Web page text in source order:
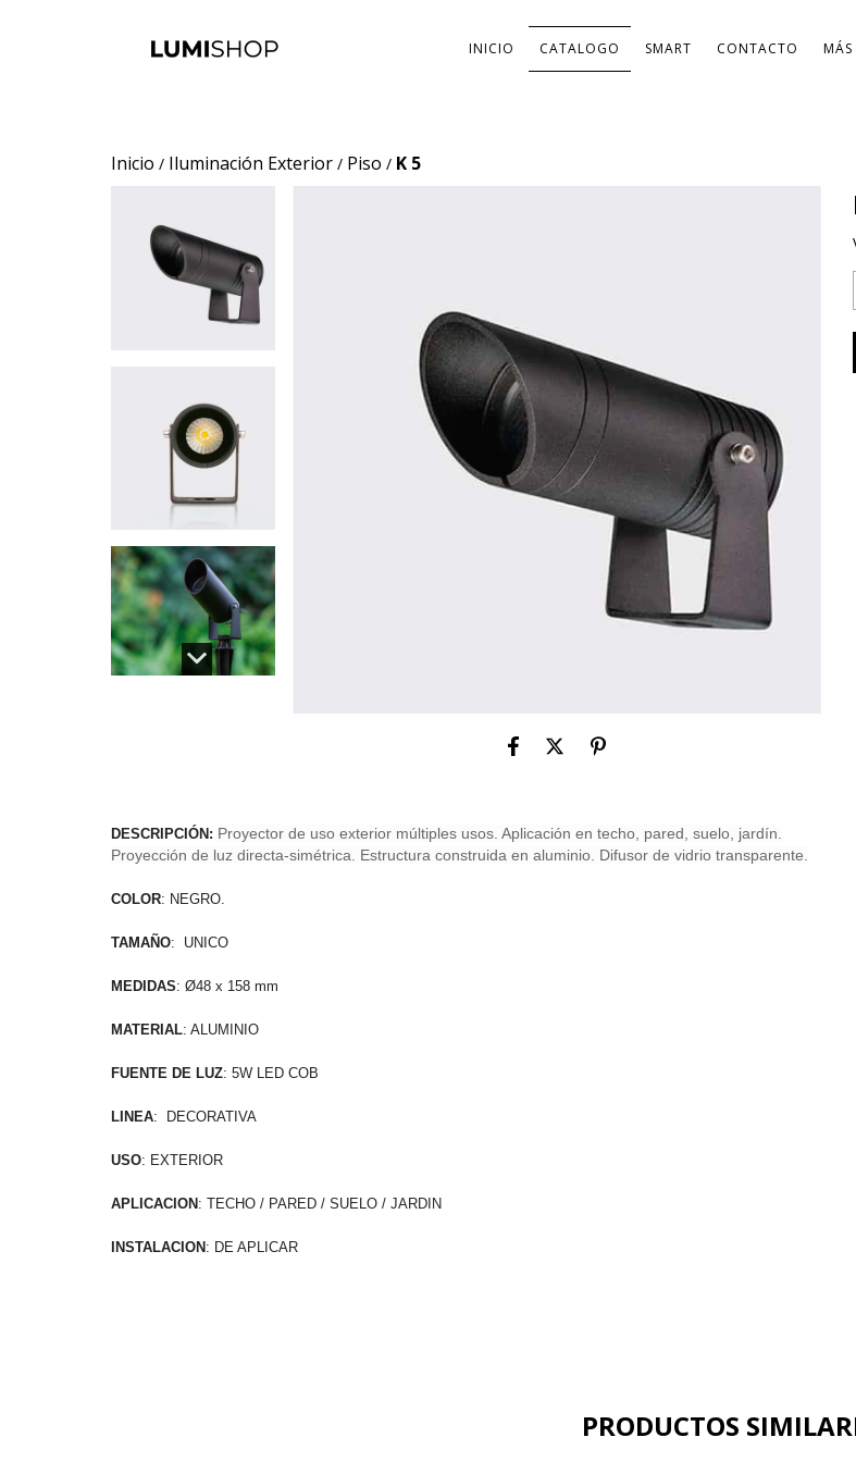
INICIO CATALOGO SMART CONTACTO MÁS
Inicio / Iluminación Exterior / Piso / K 5
DESCRIPCIÓN: Proyector de uso exterior múltiples usos. Aplicación en techo, pared, suelo, jardín.
Proyección de luz directa-simétrica. Estructura construida en aluminio. Difusor de vidrio transparente.
COLOR: NEGRO.
TAMAÑO: UNICO
MEDIDAS: Ø48 x 158 mm
MATERIAL: ALUMINIO
FUENTE DE LUZ: 5W LED COB
LINEA: DECORATIVA
USO: EXTERIOR
APLICACION : TECHO / PARED / SUELO / JARDIN
INSTALACION : DE APLICAR
PRODUCTOS